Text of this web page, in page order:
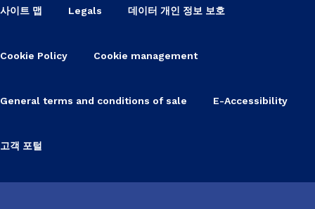
사이트 맵 Legals 데이터 개인 정보 보호
Cookie Policy Cookie management
General terms and conditions of sale E-Accessibility
고객 포털